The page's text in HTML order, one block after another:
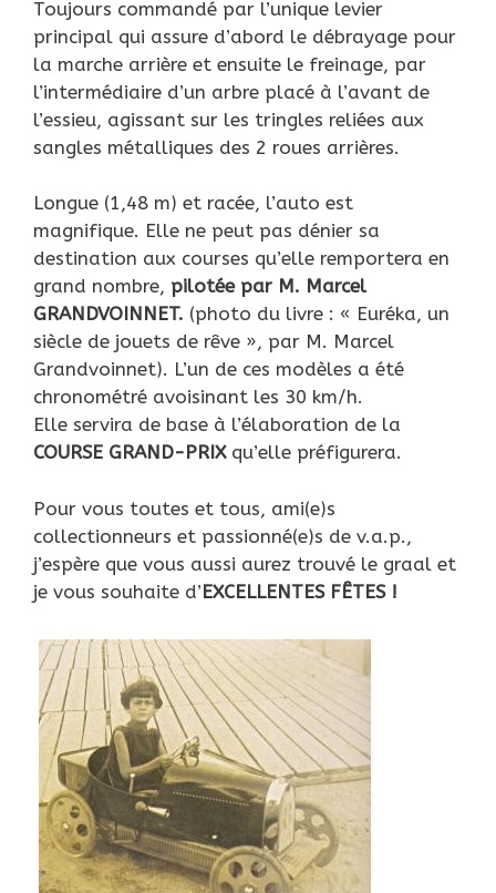
Toujours commandé par l’unique levier
principal qui assure d’abord le débrayage pour
la marche arrière et ensuite le freinage, par
l’intermédiaire d’un arbre placé à l’avant de
l’essieu, agissant sur les tringles reliées aux
sangles métalliques des 2 roues arrières.
Longue (1,48 m) et racée, l’auto est
magnifique. Elle ne peut pas dénier sa
destination aux courses qu’elle remportera en
grand nombre, pilotée par M. Marcel
GRANDVOINNET. (photo du livre : « Euréka, un
siècle de jouets de rêve », par M. Marcel
Grandvoinnet). L’un de ces modèles a été
chronométré avoisinant les 30 km/h.
Elle servira de base à l’élaboration de la
COURSE GRAND-PRIXqu’elle préfigurera.
Pour vous toutes et tous, ami(e)s
collectionneurs et passionné(e)s de v.a.p.,
j’espère que vous aussi aurez trouvé le graal et
je vous souhaite d’EXCELLENTES FÊTES !